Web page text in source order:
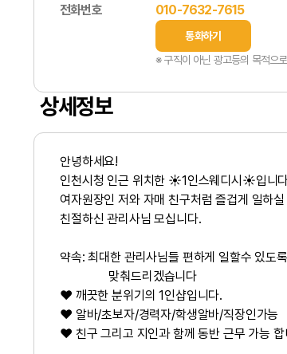
전화번호 010-7632-7615
통화하기
※ 구직이 아닌 광고등의 목적으
상세정보
안녕하세요!
인천시청 인근 위치한 ☀️1인스웨디시☀️입니
여자원장인 저와 자매 친구처럼 즐겁게 일하
친절하신 관리사님 모십니다.
약속: 최대한 관리사님들 편하게 일할수 있도록
맞춰드리겠습니다
❤ 깨끗한 분위기의 1인샵입니다.
❤ 알바/초보자/경력자/학생알바/직장인가능
❤ 친구 그리고 지인과 함께 동반 근무 가능 합